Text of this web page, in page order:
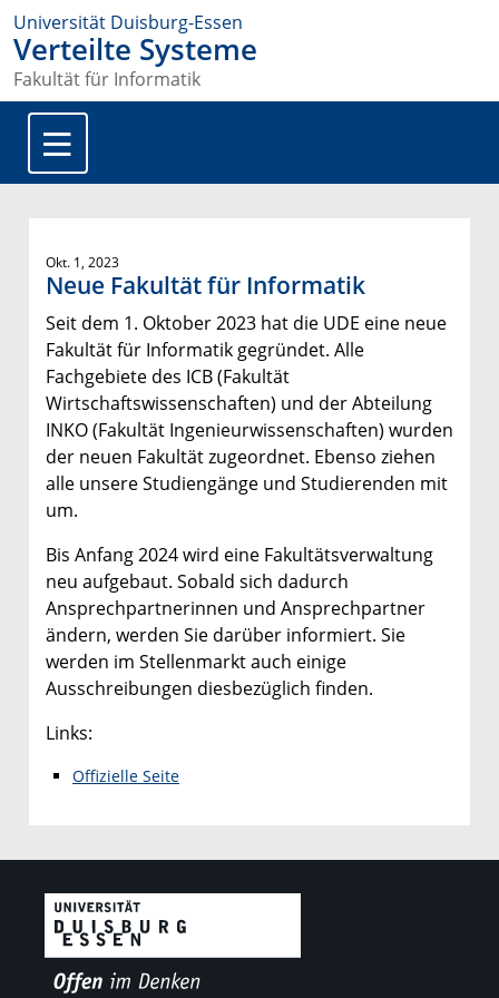
Universität Duisburg-Essen
Verteilte Systeme
Fakultät für Informatik
Okt. 1, 2023
Neue Fakultät für Informatik
Seit dem 1. Oktober 2023 hat die UDE eine neue
Fakultät für Informatik gegründet. Alle
Fachgebiete des ICB (Fakultät
Wirtschaftswissenschaften) und der Abteilung
INKO (Fakultät Ingenieurwissenschaften) wurden
der neuen Fakultät zugeordnet. Ebenso ziehen
alle unsere Studiengänge und Studierenden mit
um.
Bis Anfang 2024 wird eine Fakultätsverwaltung
neu aufgebaut. Sobald sich dadurch
Ansprechpartnerinnen und Ansprechpartner
ändern, werden Sie darüber informiert. Sie
werden im Stellenmarkt auch einige
Ausschreibungen diesbezüglich finden.
Links:
Offizielle Seite